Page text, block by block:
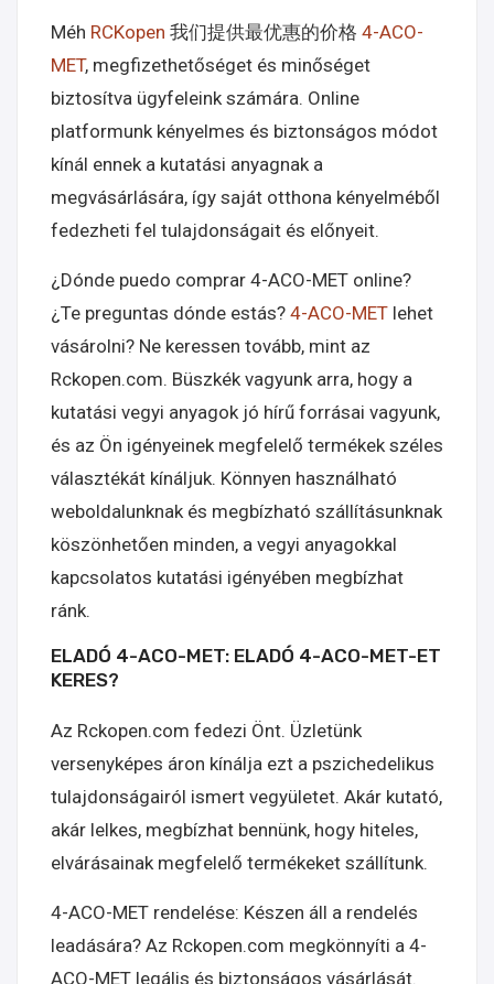
Méh RCKopen 我们提供最优惠的价格 4-ACO-
MET, megfizethetőséget és minőséget
biztosítva ügyfeleink számára. Online
platformunk kényelmes és biztonságos módot
kínál ennek a kutatási anyagnak a
megvásárlására, így saját otthona kényelméből
fedezheti fel tulajdonságait és előnyeit.
¿Dónde puedo comprar 4-ACO-MET online?
¿Te preguntas dónde estás? 4-ACO-MET lehet
vásárolni? Ne keressen tovább, mint az
Rckopen.com. Büszkék vagyunk arra, hogy a
kutatási vegyi anyagok jó hírű forrásai vagyunk,
és az Ön igényeinek megfelelő termékek széles
választékát kínáljuk. Könnyen használható
weboldalunknak és megbízható szállításunknak
köszönhetően minden, a vegyi anyagokkal
kapcsolatos kutatási igényében megbízhat
ránk.
ELADÓ 4-ACO-MET: ELADÓ 4-ACO-MET-ET
KERES?
Az Rckopen.com fedezi Önt. Üzletünk
versenyképes áron kínálja ezt a pszichedelikus
tulajdonságairól ismert vegyületet. Akár kutató,
akár lelkes, megbízhat bennünk, hogy hiteles,
elvárásainak megfelelő termékeket szállítunk.
4-ACO-MET rendelése: Készen áll a rendelés
leadására? Az Rckopen.com megkönnyíti a 4-
ACO-MET legális és biztonságos vásárlását.